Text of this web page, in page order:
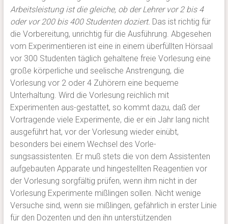
Arbeitsleistung ist die gleiche, ob der Lehrer vor 2 bis 4
oder vor 200 bis 400 Studenten doziert. Das ist richtig für
die Vorbereitung, unrichtig für die Ausführung. Abgesehen
vom Experimentieren ist eine in einem überfüllten Hörsaal
vor 300 Studenten täglich gehaltene freie Vorlesung eine
große körperliche und seelische Anstrengung, die
Vorlesung vor 2 oder 4 Zuhörern eine bequeme
Unterhaltung. Wird die Vorlesung reichlich mit
Experimenten aus-gestattet, so kommt dazu, daß der
Vortragende viele Experimente, die er ein Jahr lang nicht
ausgeführt hat, vor der Vorlesung wieder einübt,
besonders bei einem Wechsel des Vorle-
sungsassistenten. Er muß stets die von dem Assistenten
aufgebauten Apparate und hingestellten Reagentien vor
der Vorlesung sorgfältig prüfen, wenn ihm nicht in der
Vorlesung Experimente mißlingen sollen. Nicht wenige
Versuche sind, wenn sie mißlingen, gefährlich in erster Linie
für den Dozenten und den ihn unterstützenden